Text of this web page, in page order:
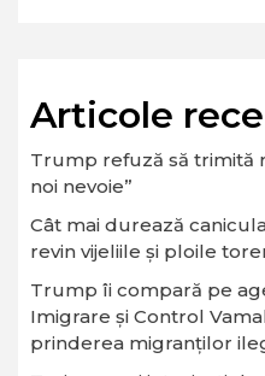
Articole
Trump refuză să trimită
noi nevoie”
Cât mai durează
revin vijeliile și ploile
Trump îi compară pe
Imigrare și Control
prinderea migranților